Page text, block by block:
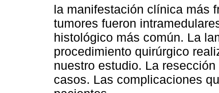
la manifestación clínica más
tumores fueron
histológico más común. La
procedimiento quirúrgico
nuestro estudio. La
casos. Las complicaciones